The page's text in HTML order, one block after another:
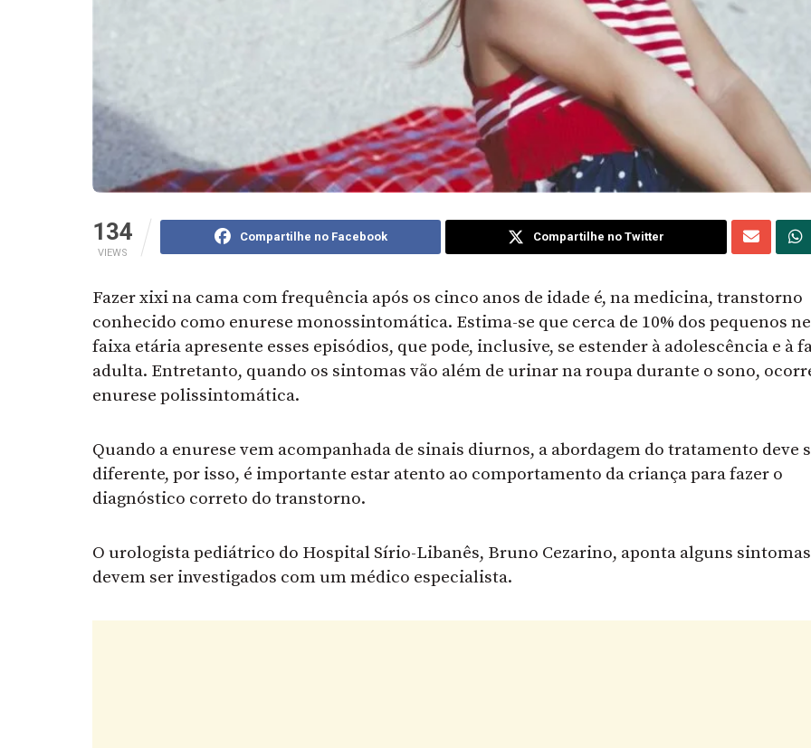
134
VIEWS
Compartilhe no Facebook Compartilhe no Twitter
Fazer xixi na cama com frequência após os cinco anos de idade é, na medicina, transtorno
conhecido como enurese monossintomática. Estima-se que cerca de 10% dos pequenos
faixa etária apresente esses episódios, que pode, inclusive, se estender à adolescência e à
adulta. Entretanto, quando os sintomas vão além de urinar na roupa durante o sono,
enurese polissintomática.
Quando a enurese vem acompanhada de sinais diurnos, a abordagem do tratamento deve
diferente, por isso, é importante estar atento ao comportamento da criança para fazer o
diagnóstico correto do transtorno.
O urologista pediátrico do Hospital Sírio-Libanês, Bruno Cezarino, aponta alguns
devem ser investigados com um médico especialista.